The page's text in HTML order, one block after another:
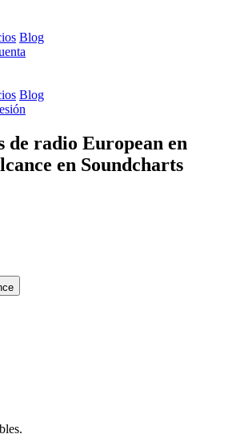
Blog
Blog
de radio European en
en Soundcharts